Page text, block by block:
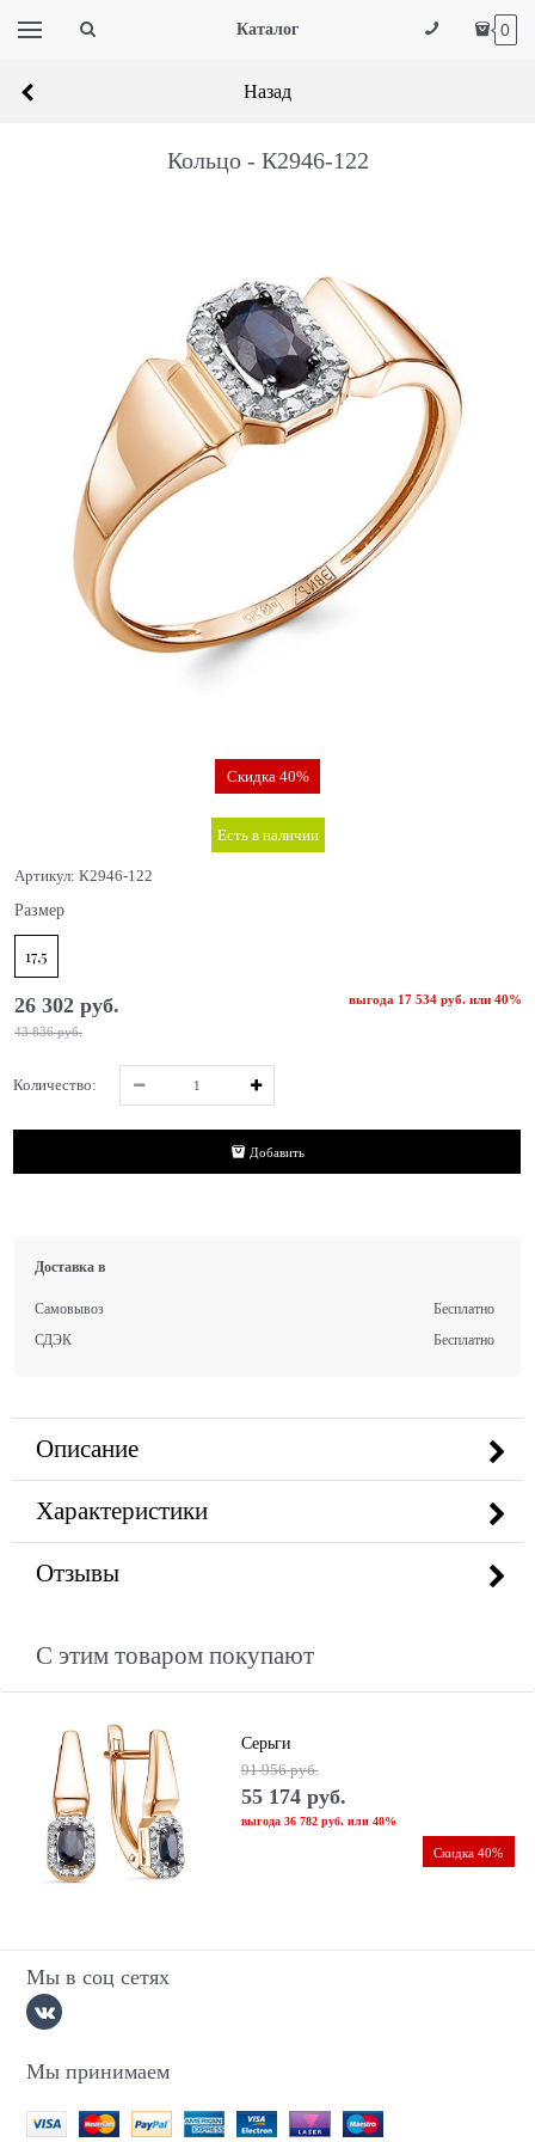
Каталог 0
Назад
Кольцо - К2946-122
Скидка 40%
Есть в наличии
Артикул: К2946-122
Размер
17,5
43 836 руб.
26 302 руб. выгода 17 534 руб.или 40%
Количество:
Добавить
Доставка в
Самовывоз
Бесплатно
СДЭК
Бесплатно
Описание
Характеристики
Отзывы
С этим товаром покупают
Серьги
91 956 руб.
55 174 руб.
выгода 36 782 руб. или 40%
Скидка 40%
Мы в соц сетях
Мы принимаем